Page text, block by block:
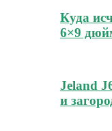
Куда
6×9
Jeland
и